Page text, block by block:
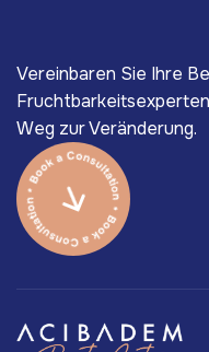
Vereinbaren Sie Ihre
Weg zur Veränderung.